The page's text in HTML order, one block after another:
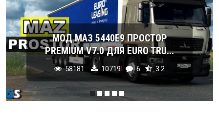
МОД МАЗ 5440E9 ПРОСТОР
PREMIUM V7.0 ДЛЯ EURO TRU...
58181 10719 6 3.2